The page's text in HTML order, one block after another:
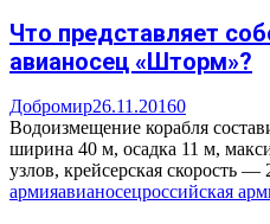
Что представляет
авианосец «Шторм»?
Добромир26.11.20160
Водоизмещение корабля
ширина 40 м, осадка 11 м,
узлов, крейсерская скорость —
армияавианосецроссийская